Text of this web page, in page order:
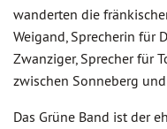
wanderten die
Weigand, Sprecherin für
Zwanziger, Sprecher für
zwischen Sonneberg
Das Grüne Band ist der